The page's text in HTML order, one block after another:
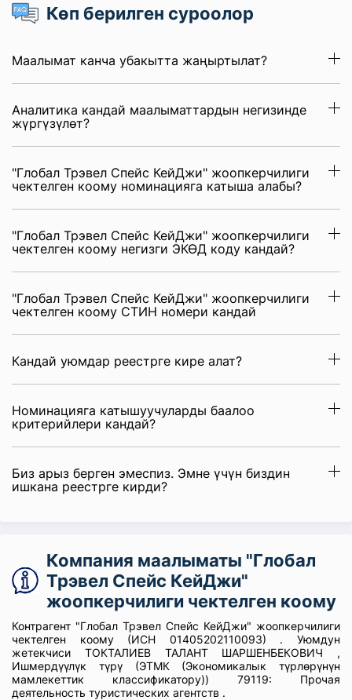
Көп берилген суроолор
Маалымат канча убакытта жаңыртылат?
Аналитика кандай маалыматтардын негизинде
жүргүзүлөт?
"Глобал Трэвел Спейс КейДжи" жоопкерчилиги
чектелген коому номинацияга катыша алабы?
"Глобал Трэвел Спейс КейДжи" жоопкерчилиги
чектелген коому негизги ЭКӨД коду кандай?
"Глобал Трэвел Спейс КейДжи" жоопкерчилиги
чектелген коому СТИН номери кандай
Кандай уюмдар реестрге кире алат?
Номинацияга катышуучуларды баалоо
критерийлери кандай?
Биз арыз берген эмеспиз. Эмне үчүн биздин
ишкана реестрге кирди?
Компания маалыматы "Глобал
Трэвел Спейс КейДжи"
жоопкерчилиги чектелген коому
Контрагент "Глобал Трэвел Спейс КейДжи" жоопкерчилиги
чектелген коому (ИСН 01405202110093) . Уюмдун
жетекчиси ТОКТАЛИЕВ ТАЛАНТ ШАРШЕНБЕКОВИЧ ,
Ишмердүүлүк түрү (ЭТМК (Экономикалык түрлөрүнүн
мамлекеттик классификатору)) 79119: Прочая
деятельность туристических агентств .